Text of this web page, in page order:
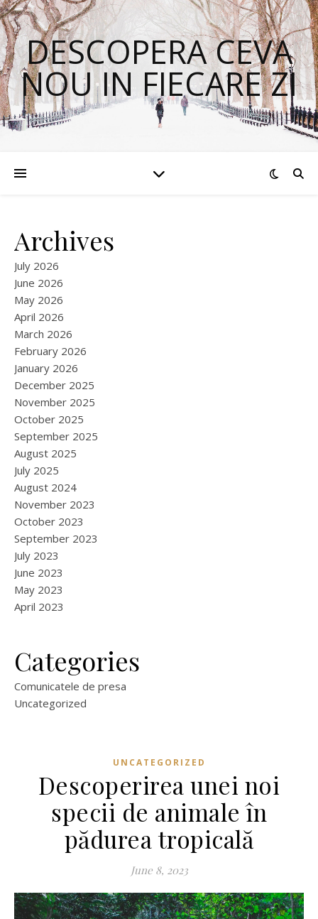
DESCOPERA CEVA
NOU IN FIECARE ZI
Archives
July 2026
June 2026
May 2026
April 2026
March 2026
February 2026
January 2026
December 2025
November 2025
October 2025
September 2025
August 2025
July 2025
August 2024
November 2023
October 2023
September 2023
July 2023
June 2023
May 2023
April 2023
Categories
Comunicatele de presa
Uncategorized
UNCATEGORIZED
Descoperirea unei noi
specii de animale în
pădurea tropicală
June 8, 2023